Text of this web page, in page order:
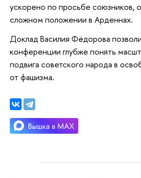
ускорено по просьбе союзников,
сложном положении в Арденнах.
Доклад Василия Фёдорова
конференции глубже понять
подвига советского народа в
от фашизма.